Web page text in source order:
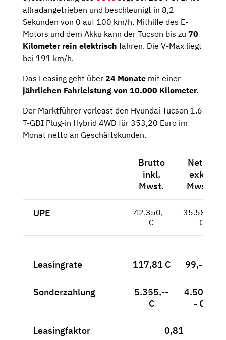
allradangetrieben und beschleunigt in 8,2
Sekunden von 0 auf 100 km/h. Mithilfe des E-
Motors und dem Akku kann der Tucson bis zu 70
Kilometer rein elektrisch fahren. Die V-Max liegt
bei 191 km/h.
Das Leasing geht über 24 Monate mit einer
jährlichen Fahrleistung von 10.000 Kilometer.
Der Marktführer verleast den Hyundai Tucson 1.6
T-GDI Plug-in Hybrid 4WD für 353,20 Euro im
Monat netto an Geschäftskunden.
Brutto
inkl.
Mwst.
Netto
exkl.
Mwst.
UPE
42.350,--
€
35.588,-
- €
Leasingrate 117,81 € 99,-- €
Sonderzahlung
5.355,--
€
4.500,-
- €
Leasingfaktor 0,81